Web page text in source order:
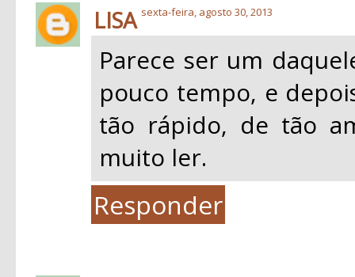
LISA sexta-feira, agosto 30, 2013
Parece ser um
pouco tempo, e
tão rápido, de tão
muito ler.
Responder